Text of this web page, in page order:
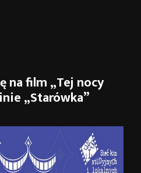
na film „Tej nocy
„Starówka”